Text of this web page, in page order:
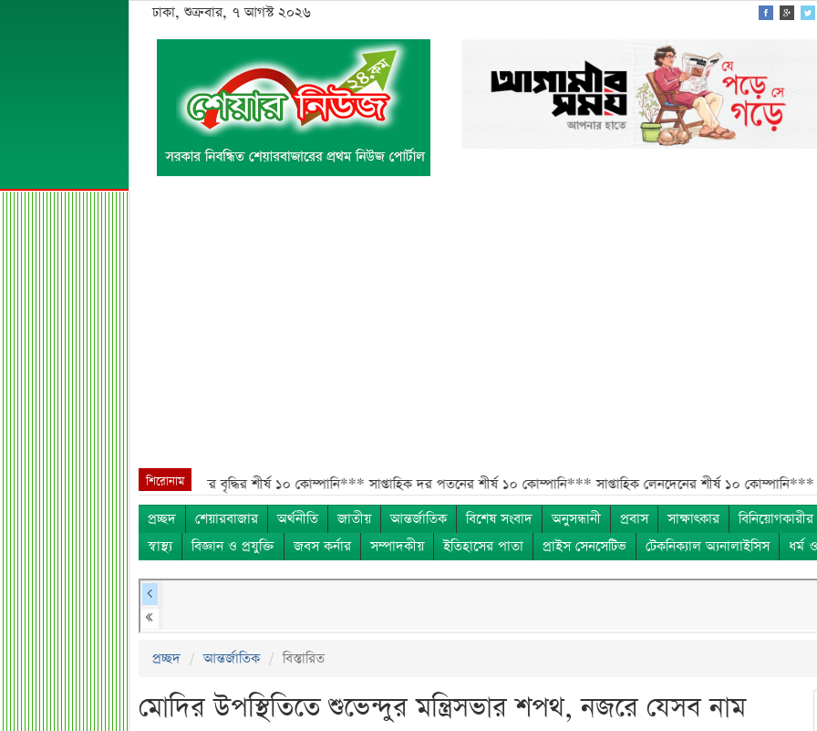
ঢাকা, শুক্রবার, ৭ আগস্ট ২০২৬
শিরোনাম
সাপ্তাহিক দর বৃদ্ধির শীর্ষ ১০ কোম্পানি*** সাপ্তাহিক দর পতনের শীর্ষ ১০ কোম্পানি*** সাপ্তাহিক লেনদেনের শীর্ষ ১০ কোম্পানি*** মেয়ে থেকে
প্রচ্ছদ
শেয়ারবাজার অর্থনীতি জাতীয় আন্তর্জাতিক বিশেষ সংবাদ অনুসন্ধানী প্রবাস সাক্ষাৎকার
স্বাস্থ্য
বিজ্ঞান ও প্রযুক্তি জবস কর্নার সম্পাদকীয় ইতিহাসের পাতা প্রাইস সেনসেটিভ টেকনিক্যাল অ্যনালাইসিস ধর্ম
প্রচ্ছদ আন্তর্জাতিক বিস্তারিত
মোদির উপস্থিতিতে শুভেন্দুর মন্ত্রিসভার শপথ, নজরে যেসব নাম